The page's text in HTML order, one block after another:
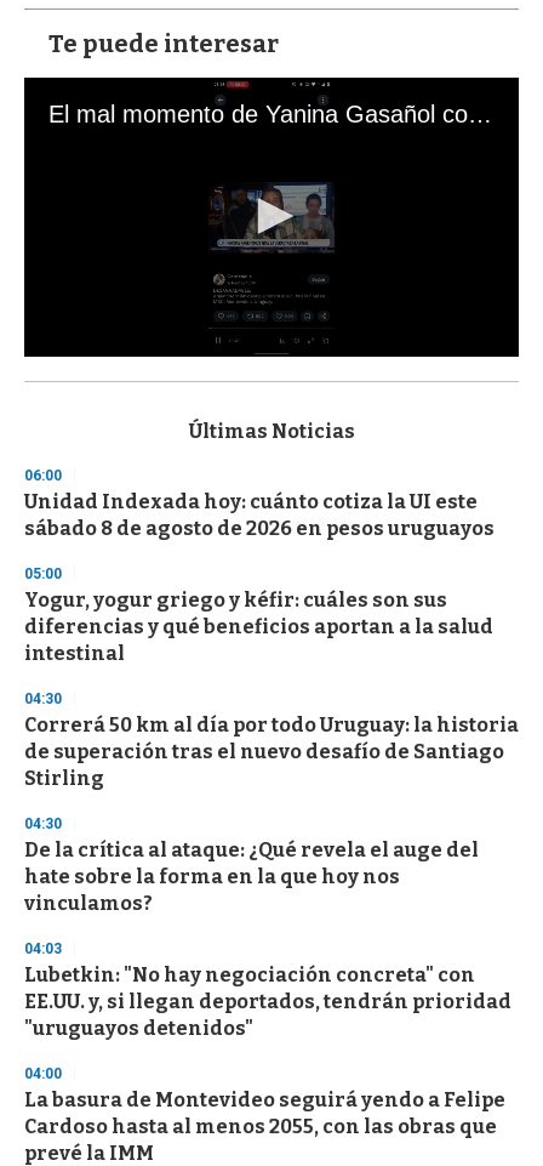
Te puede interesar
El mal momento de Yanina Gasañol con un hincha argentino en "Subrayado"
s
d
s
o
f
3
s
e
c
o
d
s
Últimas Noticias
06:00
Unidad Indexada hoy: cuánto cotiza la UI este
sábado 8 de agosto de 2026 en pesos uruguayos
05:00
Yogur, yogur griego y kéfir: cuáles son sus
diferencias y qué beneficios aportan a la salud
intestinal
04:30
Correrá 50 km al día por todo Uruguay: la historia
de superación tras el nuevo desafío de Santiago
Stirling
04:30
De la crítica al ataque: ¿Qué revela el auge del
hate sobre la forma en la que hoy nos
vinculamos?
04:03
Lubetkin: "No hay negociación concreta" con
EE.UU. y, si llegan deportados, tendrán prioridad
"uruguayos detenidos"
04:00
La basura de Montevideo seguirá yendo a Felipe
Cardoso hasta al menos 2055, con las obras que
prevé la IMM